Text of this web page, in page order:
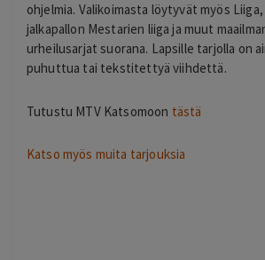
ohjelmia. Valikoimasta löytyvät myös
jalkapallon Mestarien liiga ja muut
urheilusarjat suorana. Lapsille tarjolla on
puhuttua tai tekstitettyä viihdettä.
Tutustu MTV Katsomoon tästä
Katso myös muita tarjouksia